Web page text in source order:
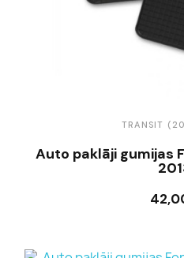
TRANSIT
Auto paklāji gumijas
Ielikt